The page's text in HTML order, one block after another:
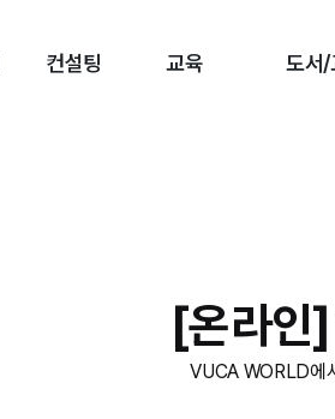
컨설팅 교육 도서/
[온라인
VUCA WORLD에